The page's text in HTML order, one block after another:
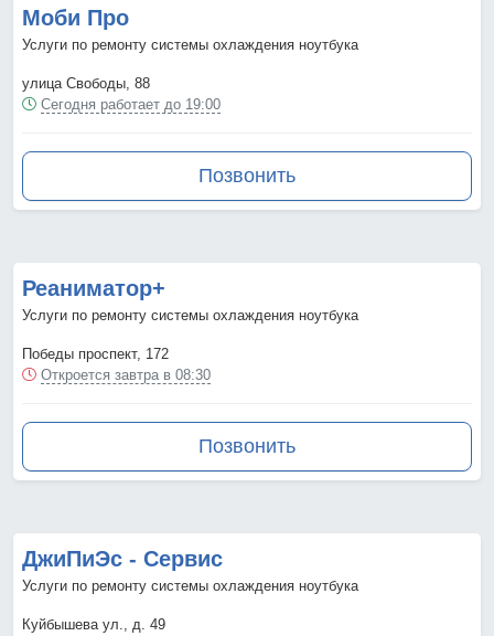
Моби Про
Услуги по ремонту системы охлаждения ноутбука
улица Свободы, 88
Сегодня работает до 19:00
Позвонить
Реаниматор+
Услуги по ремонту системы охлаждения ноутбука
Победы проспект, 172
Откроется завтра в 08:30
Позвонить
ДжиПиЭс - Сервис
Услуги по ремонту системы охлаждения ноутбука
Куйбышева ул., д. 49